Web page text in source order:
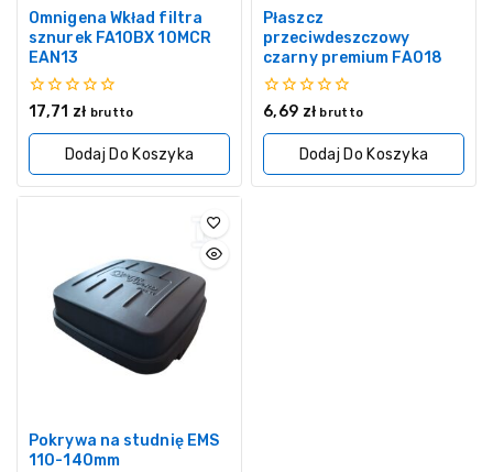
Omnigena Wkład filtra
sznurek FA10BX 10MCR
EAN13
0
5
17,71 zł brutto
Dodaj Do Koszyka
Płaszcz
przeciwdeszczowy
czarny premium FA018
0
5
6,69 zł brutto
Dodaj Do Koszyka
Pokrywa na studnię EMS
110-140mm